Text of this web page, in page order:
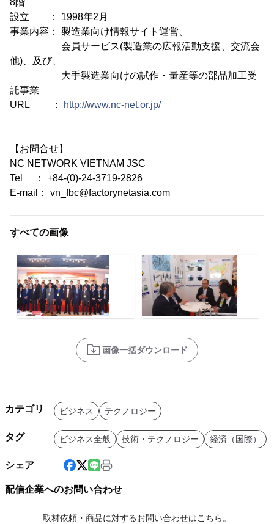
設立 ： 1998年2月
事業内容： 製造業向け情報サイト運営、
会員サービス(製造業の広報活動支援、交流会
他)、及び、
大手製造業向けの試作・量産等の部品加工受
託事業
URL ：
http://www.nc-net.or.jp/
【お問合せ】
NC NETWORK VIETNAM JSC
Tel ： +84-(0)-24-3719-2826
E-mail： vn_fbc@factorynetasia.com
すべての画像
画像一括ダウンロード
カテゴリ ビジネス テクノロジー
タグ ビジネス全般 技術・テクノロジー 経済（国際）
シェア
配信企業へのお問い合わせ
取材依頼・商品に対するお問い合わせはこちら。